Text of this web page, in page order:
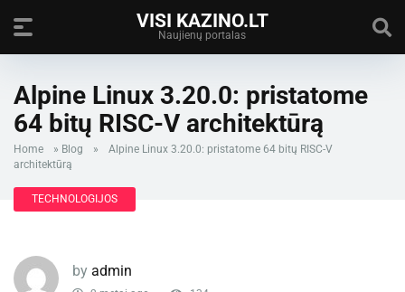
VISI KAZINO.LT
Naujienų portalas
Alpine Linux 3.20.0: pristatome
64 bitų RISC-V architektūrą
Home » Blog »
Alpine Linux 3.20.0: pristatome 64 bitų RISC-V
architektūrą
TECHNOLOGIJOS
by admin